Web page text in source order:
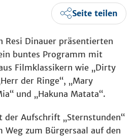
Seite teilen
Resi Dinauer präsentierten
buntes Programm mit
Filmklassikern wie „Dirty
der Ringe“, „Mary
und „Hakuna Matata“.
Aufschrift „Sternstunden“
Weg zum Bürgersaal auf den